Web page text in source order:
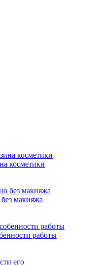
косметики
макияжа
работы